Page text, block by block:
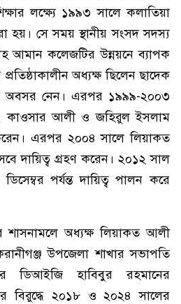
লক্ষ্যে ১৯৯৩ সালে কলাতিয়া
হয়। সে সময় স্থানীয় সংসদ সদস্য
আমান কলেজটির উন্নয়নে ব্যাপক
অধ্যক্ষ ছিলেন ছাদেক
অবসর নেন। এরপর ১৯৯৯-২০০৩
কাওসার আলী ও জহিরুল ইসলাম
এরপর ২০০৪ সালে লিয়াকত
দায়িত্ব গ্রহণ করেন। ২০১২ সাল
পর্যন্ত দায়িত্ব পালন করে
শাসনামলে অধ্যক্ষ লিয়াকত আলী
উপজেলা শাখার সভাপতি
ডিআইজি হাবিবুর রহমানের
বিরুদ্ধে ২০১৮ ও ২০২৪ সালের